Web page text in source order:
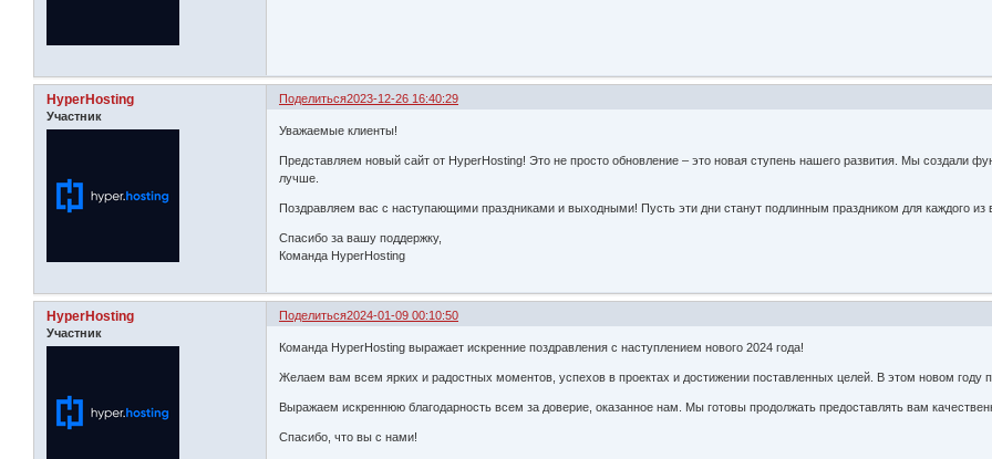
Поделиться2023-12-26 16:40:29
HyperHosting
Участник
Уважаемые клиенты!
Представляем новый сайт от HyperHosting! Это не просто обновление – это новая ступень нашего развития. Мы создали
лучше.
Поздравляем вас с наступающими праздниками и выходными! Пусть эти дни станут подлинным праздником для каждого
Спасибо за вашу поддержку,
Команда HyperHosting
Поделиться2024-01-09 00:10:50
HyperHosting
Участник
Команда HyperHosting выражает искренние поздравления с наступлением нового 2024 года!
Желаем вам всем ярких и радостных моментов, успехов в проектах и достижении поставленных целей. В этом новом году
Выражаем искреннюю благодарность всем за доверие, оказанное нам. Мы готовы продолжать предоставлять вам
Спасибо, что вы с нами!